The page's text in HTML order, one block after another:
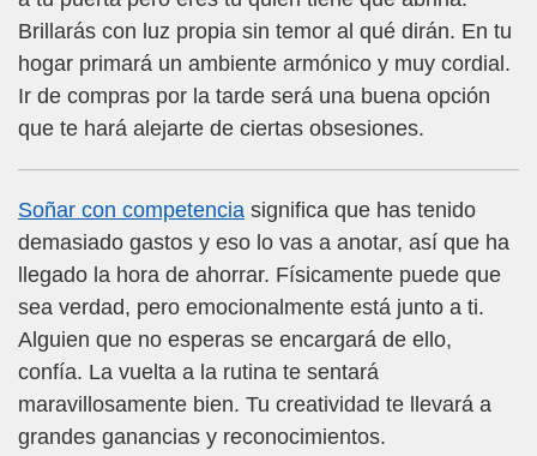
Brillarás con luz propia sin temor al qué dirán. En tu
hogar primará un ambiente armónico y muy cordial.
Ir de compras por la tarde será una buena opción
que te hará alejarte de ciertas obsesiones.
Soñar con competencia significa que has tenido
demasiado gastos y eso lo vas a anotar, así que ha
llegado la hora de ahorrar. Físicamente puede que
sea verdad, pero emocionalmente está junto a ti.
Alguien que no esperas se encargará de ello,
confía. La vuelta a la rutina te sentará
maravillosamente bien. Tu creatividad te llevará a
grandes ganancias y reconocimientos.